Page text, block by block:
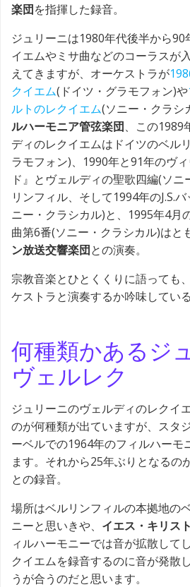
楽団を指揮した録音。
ジュリーニは1980年代後半から90
イエムやミサ曲などのコーラスが
えてきますが、オーケストラが
クイエム(ドイツ・グラモフォン)や
ルトのレクイエム(ソニー・クラシ
ルハーモニア管弦楽団、この1989
ディのレクイエムはドイツのベル
ラモフォン)、1990年と91年のヴ
ド』とヴェルディの聖歌四編(ソニ
リンフィル、そして1994年のJ.S.
ニー・クラシカル)と、1995年4月
曲第6番(ソニー・クラシカル)はと
ン放送交響楽団との演奏。
宗教音楽とひとくくりに語っても
ケストラと演奏するか吟味してい
何種類かあるジ
ヴェルレク
ジュリーニのヴェルディのレクイ
のが何種類が出ていますが、スタ
ーベルでの1964年のフィルハーモ
ます。それから25年ぶりとなるの
との録音。
場所はベルリンフィルの本拠地の
ニーと思いきや、 イエス・キリス
ィルハーモニーでは音が拡散して
クイエムを録音するのに音が発散
うが合うのだと思います。